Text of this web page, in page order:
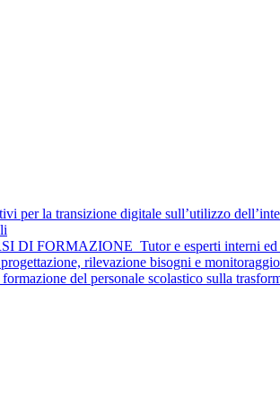
per la transizione digitale sull’utilizzo
DI FORMAZIONE_Tutor e esperti interni ed
rilevazione bisogni e
del personale scolastico sulla